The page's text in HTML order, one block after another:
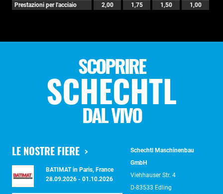
Prestazioni per l'acciaio
2,00 1,75 1,50 1,00
SCOPRIRE
SCHECHTL
DAL VIVO
LE NOSTRE FIERE
BATIMAT in Paris, France
28.09.2026 - 01.10.2026
Schechtl Maschinenbau
GmbH
Viehhauser Str. 4
D-83533 Edling